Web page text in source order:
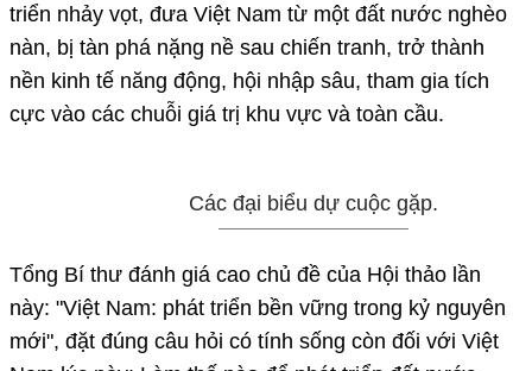
triển nhảy vọt, đưa Việt Nam từ một đất nước nghèo
nàn, bị tàn phá nặng nề sau chiến tranh, trở thành
nền kinh tế năng động, hội nhập sâu, tham gia tích
cực vào các chuỗi giá trị khu vực và toàn cầu.
Các đại biểu dự cuộc gặp.
Tổng Bí thư đánh giá cao chủ đề của Hội thảo lần
này: "Việt Nam: phát triển bền vững trong kỷ nguyên
mới", đặt đúng câu hỏi có tính sống còn đối với Việt